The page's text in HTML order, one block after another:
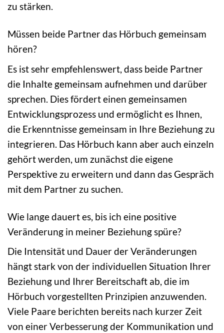
zu stärken.
Müssen beide Partner das Hörbuch gemeinsam
hören?
Es ist sehr empfehlenswert, dass beide Partner
die Inhalte gemeinsam aufnehmen und darüber
sprechen. Dies fördert einen gemeinsamen
Entwicklungsprozess und ermöglicht es Ihnen,
die Erkenntnisse gemeinsam in Ihre Beziehung zu
integrieren. Das Hörbuch kann aber auch einzeln
gehört werden, um zunächst die eigene
Perspektive zu erweitern und dann das Gespräch
mit dem Partner zu suchen.
Wie lange dauert es, bis ich eine positive
Veränderung in meiner Beziehung spüre?
Die Intensität und Dauer der Veränderungen
hängt stark von der individuellen Situation Ihrer
Beziehung und Ihrer Bereitschaft ab, die im
Hörbuch vorgestellten Prinzipien anzuwenden.
Viele Paare berichten bereits nach kurzer Zeit
von einer Verbesserung der Kommunikation und